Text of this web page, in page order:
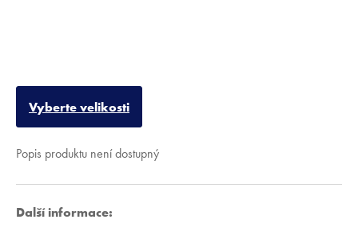
Vyberte velikosti
Popis produktu není dostupný
Další informace: